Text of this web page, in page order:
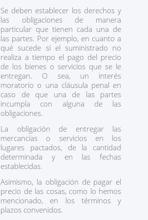
Se deben establecer los derechos y
las obligaciones de manera
particular que tienen cada una de
las partes. Por ejemplo, en cuanto a
qué sucede si el suministrado no
realiza a tiempo el pago del precio
de los bienes o servicios que se le
entregan. O sea, un interés
moratorio o una cláusula penal en
caso de que una de las partes
incumpla con alguna de las
obligaciones.
La obligación de entregar las
mercancías o servicios en los
lugares pactados, de la cantidad
determinada y en las fechas
establecidas.
Asimismo, la obligación de pagar el
precio de las cosas, como lo hemos
mencionado, en los términos y
plazos convenidos.